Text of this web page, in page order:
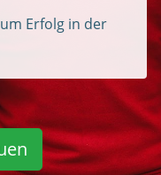
Erfolg in der